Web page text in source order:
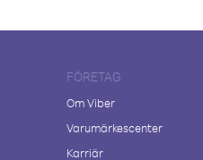
FÖRETAG
Om Viber
Varumärkescenter
Karriär